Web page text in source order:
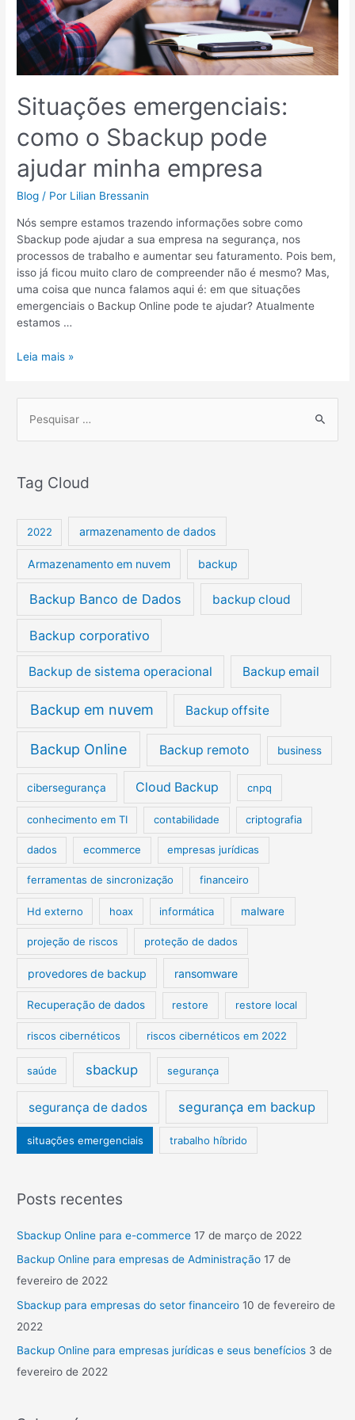
Situações emergenciais:
como o Sbackup pode
ajudar minha empresa
Blog / Por Lilian Bressanin
Nós sempre estamos trazendo informações sobre como
Sbackup pode ajudar a sua empresa na segurança, nos
processos de trabalho e aumentar seu faturamento. Pois bem,
isso já ficou muito claro de compreender não é mesmo? Mas,
uma coisa que nunca falamos aqui é: em que situações
emergenciais o Backup Online pode te ajudar? Atualmente
estamos …
minha
empresa
Leia mais »
e
q
s
p
r
Tag Cloud
2022 armazenamento de dados
Armazenamento em nuvem backup
Backup Banco de Dados backup cloud
Backup corporativo
Backup de sistema operacional Backup email
Backup em nuvem Backup offsite
Backup Online Backup remoto business
cibersegurança Cloud Backup cnpq
conhecimento em TI contabilidade criptografia
dados ecommerce empresas jurídicas
ferramentas de sincronização financeiro
Hd externo hoax informática malware
projeção de riscos proteção de dados
provedores de backup ransomware
Recuperação de dados restore restore local
riscos cibernéticos riscos cibernéticos em 2022
saúde sbackup segurança
segurança de dados segurança em backup
situações emergenciais trabalho híbrido
Posts recentes
Sbackup Online para e-commerce 17 de março de 2022
Backup Online para empresas de Administração 17 de
fevereiro de 2022
Sbackup para empresas do setor financeiro 10 de fevereiro de
2022
Backup Online para empresas jurídicas e seus benefícios 3 de
fevereiro de 2022